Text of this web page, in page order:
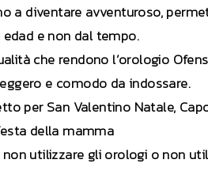
a diventare avventuroso,
e non dal tempo.
che rendono l’orologio
e comodo da indossare.
per San Valentino Natale,
della mamma
utilizzare gli orologi o non